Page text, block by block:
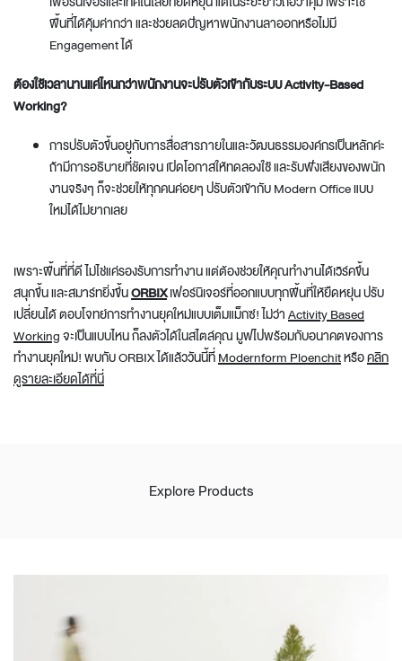
พื้นที่ได้คุ้มค่ากว่า และช่วยลดปัญหาพนักงานลาออกหรือไม่มี
Engagement ได้
ต้องใช้เวลานานแค่ไหนกว่าพนักงานจะปรับตัวเข้ากับระบบ Activity-Based
Working?
การปรับตัวขึ้นอยู่กับการสื่อสารภายในและวัฒนธรรมองค์กรเป็นหลักค่ะ
ถ้ามีการอธิบายที่ชัดเจน เปิดโอกาสให้ทดลองใช้ และรับฟังเสียงของพนัก
งานจริงๆ ก็จะช่วยให้ทุกคนค่อยๆ ปรับตัวเข้ากับModern Officeแบบ
ใหม่ได้ไม่ยากเลย
เพราะพื้นที่ที่ดี ไม่ไช่แค่รองรับการทำงาน แต่ต้องช่วยให้คุณทำงานได้เวิร์คขึ้น
สนุกขึ้น และสมาร์ทยิ่งขึ้นORBIXเฟอร์นิเจอร์ที่ออกแบบทุกพื้นที่ให้ยืดหยุ่น ปรับ
เปลี่ยนได้ ตอบโจทย์การทำงานยุคใหม่แบบเต็มแม็กซ์! ไม่ว่าActivity Based
Workingจะเป็นแบบไหน ก็ลงตัวได้ในสไตล์คุณ มูฟไปพร้อมกับอนาคตของการ
ทำงานยุคใหม่! พบกับ ORBIX ได้แล้ววันนี้ที่Modernform Ploenchitหรือคลิก
ดูรายละเอียดได้ที่นี่
Explore Products